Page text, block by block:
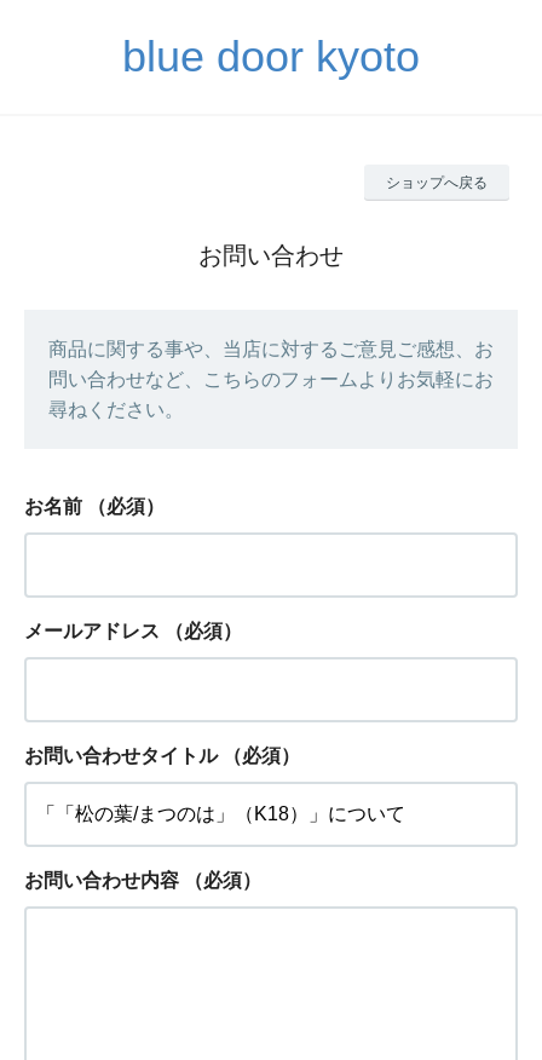
blue door kyoto
ショップへ戻る
お問い合わせ
商品に関する事や、当店に対するご意見ご感想、お
問い合わせなど、こちらのフォームよりお気軽にお
尋ねください。
お名前 （必須）
メールアドレス （必須）
お問い合わせタイトル （必須）
お問い合わせ内容 （必須）